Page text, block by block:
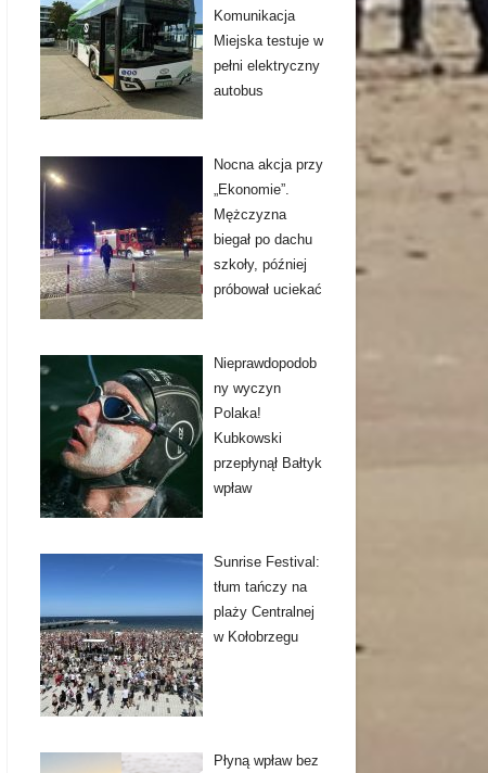
Komunikacja
Miejska testuje w
pełni elektryczny
autobus
Nocna akcja przy
„Ekonomie”.
Mężczyzna
biegał po dachu
szkoły, później
próbował uciekać
Nieprawdopodob
ny wyczyn
Polaka!
Kubkowski
przepłynął Bałtyk
wpław
Sunrise Festival:
tłum tańczy na
plaży Centralnej
w Kołobrzegu
Płyną wpław bez